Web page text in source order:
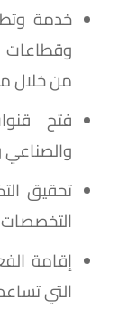
خدمة
وقطاعات
من خلال
فتح
والصناعي
تحقيق
التخصصات
إقامة
التي